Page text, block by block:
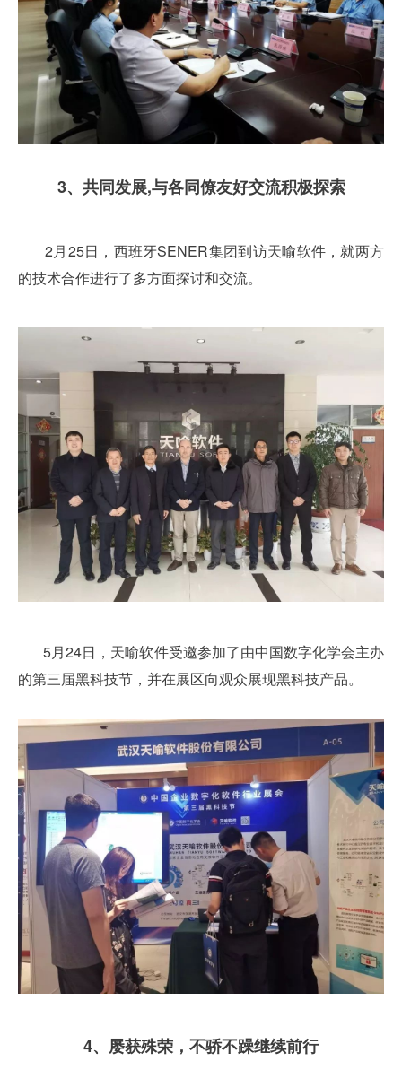
3、共同发展,与各同僚友好交流积极探索
2月25日，西班牙SENER集团到访天喻软件，就两方
的技术合作进行了多方面探讨和交流。
5月24日，天喻软件受邀参加了由中国数字化学会主办
的第三届黑科技节，并在展区向观众展现黑科技产品。
4、屡获殊荣， 不骄不躁继续前行